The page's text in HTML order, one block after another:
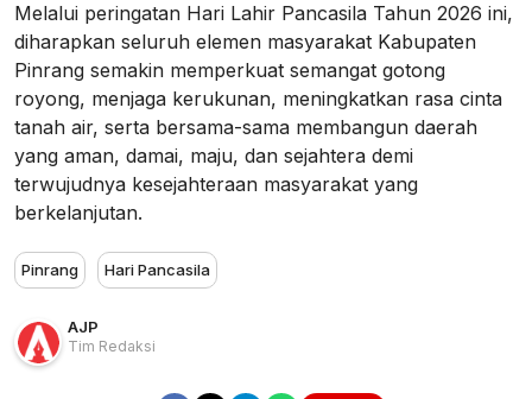
Melalui peringatan Hari Lahir Pancasila Tahun 2026 ini,
diharapkan seluruh elemen masyarakat Kabupaten
Pinrang semakin memperkuat semangat gotong
royong, menjaga kerukunan, meningkatkan rasa cinta
tanah air, serta bersama-sama membangun daerah
yang aman, damai, maju, dan sejahtera demi
terwujudnya kesejahteraan masyarakat yang
berkelanjutan.
Pinrang Hari Pancasila
AJP
Tim Redaksi